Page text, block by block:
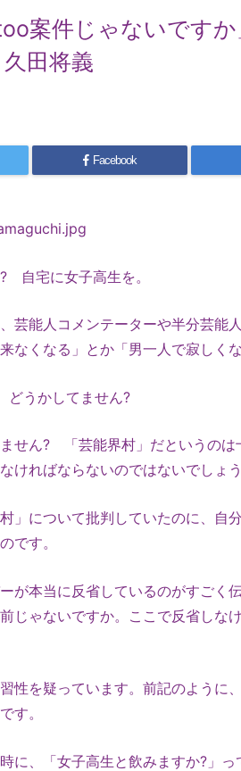
案件じゃないです
田将義
Facebook
自宅に女子高生を。
芸能人コメンテーターや半分芸能
なくなる」とか「男一人で寂しく
うかしてません?
せん? 「芸能界村」だというのは
ければならないのではないでしょう
」について批判していたのに、自
です。
が本当に反省しているのがすごく
じゃないですか。ここで反省しな
性を疑っています。前記のように
す。
に、「女子高生と飲みますか?」